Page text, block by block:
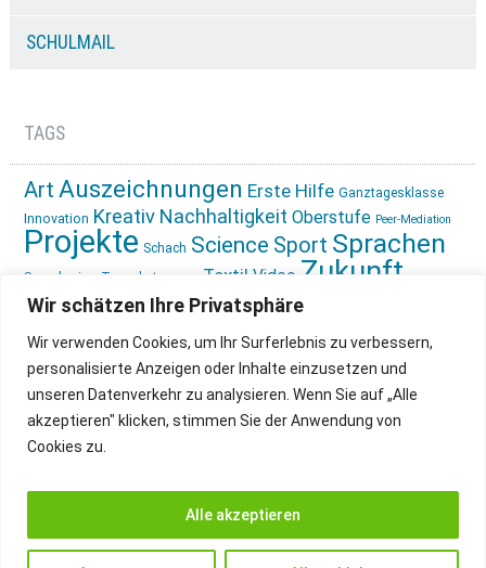
Wir schätzen Ihre Privatsphäre
Wir verwenden Cookies, um Ihr Surferlebnis zu verbessern,
personalisierte Anzeigen oder Inhalte einzusetzen und
unseren Datenverkehr zu analysieren. Wenn Sie auf „Alle
akzeptieren" klicken, stimmen Sie der Anwendung von
Cookies zu.
Alle akzeptieren
SCHULMAIL
TAGS
Art Auszeichnungen Erste Hilfe Ganztagesklasse
Innovation Kreativ Nachhaltigkeit Oberstufe Peer-Mediation
Projekte Schach Science Sport Sprachen
Sprachreise Tagesbetreuung Textil Video Zukunft
gestalten Ökologie
IMPRESSUM